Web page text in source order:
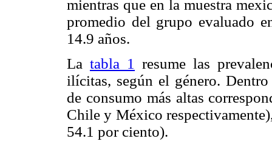
mientras que en la muestra
promedio del grupo evaluado
14.9 años.
La tabla 1
resume las
ilícitas, según el género.
de consumo más altas
Chile y México
54.1 por ciento).